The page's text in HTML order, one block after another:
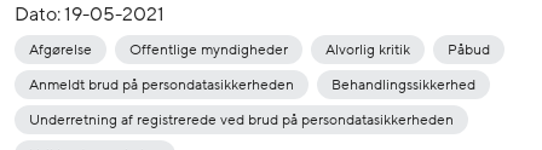
Dato:19-05-2021
Afgørelse Offentlige myndigheder Alvorlig kritik
Påbud
Anmeldt brud på persondatasikkerheden
Behandlingssikkerhed
Underretning af registrerede ved brud på persondatasikkerheden